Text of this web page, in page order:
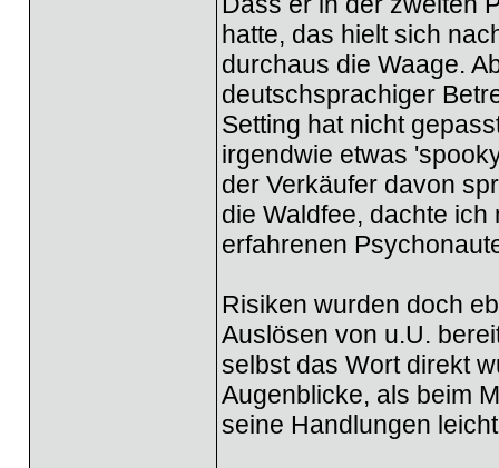
hatte, das hielt sich
durchaus die Waage.
deutschsprachiger
Setting hat nicht
irgendwie etwas
der Verkäufer davon
die Waldfee, dachte
erfahrenen
Risiken wurden doch
Auslösen von u.U.
selbst das Wort direkt
Augenblicke, als beim
seine Handlungen